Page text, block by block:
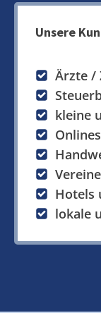
Unsere
Ärzte /
kleine
Hotels
lokale